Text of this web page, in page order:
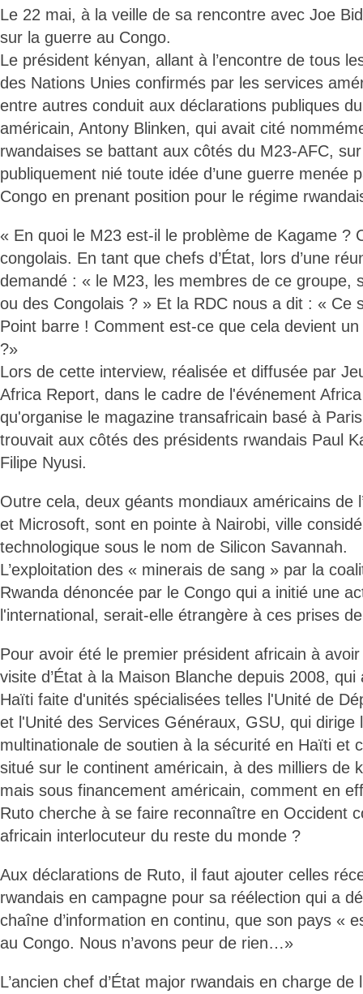
Le 22 mai, à la veille de sa rencontre avec Joe
sur la guerre au Congo.
Le président kényan, allant à l’encontre de tous
des Nations Unies confirmés par les services
entre autres conduit aux déclarations publiques
américain, Antony Blinken, qui avait cité
rwandaises se battant aux côtés du M23-AFC,
publiquement nié toute idée d’une guerre menée
Congo en prenant position pour le régime
« En quoi le M23 est-il le problème de Kagame ?
congolais. En tant que chefs d’État, lors d’une
demandé : « le M23, les membres de ce groupe,
ou des Congolais ? » Et la RDC nous a dit : « Ce
Point barre ! Comment est-ce que cela devient
?»
Lors de cette interview, réalisée et diffusée par
Africa Report, dans le cadre de l'événement
qu'organise le magazine transafricain basé à
trouvait aux côtés des présidents rwandais Paul
Filipe Nyusi.
Outre cela, deux géants mondiaux américains de
et Microsoft, sont en pointe à Nairobi, ville
technologique sous le nom de Silicon Savannah.
L’exploitation des « minerais de sang » par la
Rwanda dénoncée par le Congo qui a initié une
l'international, serait-elle étrangère à ces prises
Pour avoir été le premier président africain à avoir
visite d’État à la Maison Blanche depuis 2008,
Haïti faite d'unités spécialisées telles l'Unité de
et l'Unité des Services Généraux, GSU, qui dirige
multinationale de soutien à la sécurité en Haïti et
situé sur le continent américain, à des milliers de
mais sous financement américain, comment en
Ruto cherche à se faire reconnaître en Occident
africain interlocuteur du reste du monde ?
Aux déclarations de Ruto, il faut ajouter celles
rwandais en campagne pour sa réélection qui a
chaîne d’information en continu, que son pays «
au Congo. Nous n’avons peur de rien…»
L’ancien chef d’État major rwandais en charge de